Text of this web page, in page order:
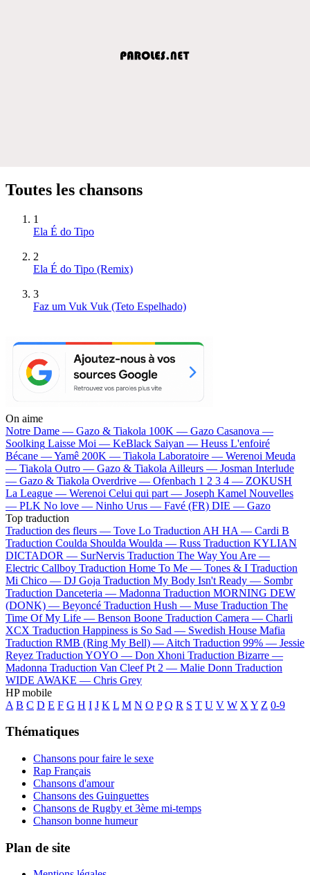
Toutes les chansons
1
Ela É do Tipo
2
Ela É do Tipo (Remix)
3
Faz um Vuk Vuk (Teto Espelhado)
On aime
Notre Dame — Gazo & Tiakola 100K — Gazo Casanova —
Soolking Laisse Moi — KeBlack Saiyan — Heuss L'enfoiré
Bécane —Yamê 200K — Tiakola Laboratoire — Werenoi Meuda
— Tiakola Outro — Gazo & Tiakola Ailleurs — Josman Interlude
— Gazo & Tiakola Overdrive — Ofenbach 1 2 3 4 — ZOKUSH
La League — Werenoi Celui qui part — Joseph Kamel Nouvelles
— PLK No love — Ninho Urus — Favé (FR) DIE — Gazo
Top traduction
Traduction des fleurs — Tove Lo Traduction AH HA — Cardi B
Traduction Coulda Shoulda Woulda — Russ Traduction KYLIAN
DICTADOR — SurNervis Traduction The Way You Are —
Electric Callboy Traduction Home To Me — Tones & I Traduction
Mi Chico — DJ Goja Traduction My Body Isn't Ready — Sombr
Traduction Danceteria — Madonna Traduction MORNING DEW
(DONK) — Beyoncé Traduction Hush — Muse Traduction The
Time Of My Life — Benson Boone Traduction Camera — Charli
XCX Traduction Happiness is So Sad — Swedish House Mafia
Traduction RMB (Ring My Bell) — Aitch Traduction 99% — Jessie
Reyez Traduction YOYO — Don Xhoni Traduction Bizarre —
Madonna Traduction Van Cleef Pt 2 — Malie Donn Traduction
WIDE AWAKE — Chris Grey
HP mobile
A B C D E F G H I J K L M N O P Q R S T U V W X Y Z 0-9
Thématiques
Chansons pour faire le sexe
Rap Français
Chansons d'amour
Chansons des Guinguettes
Chansons de Rugby et 3ème mi-temps
Chanson bonne humeur
Plan de site